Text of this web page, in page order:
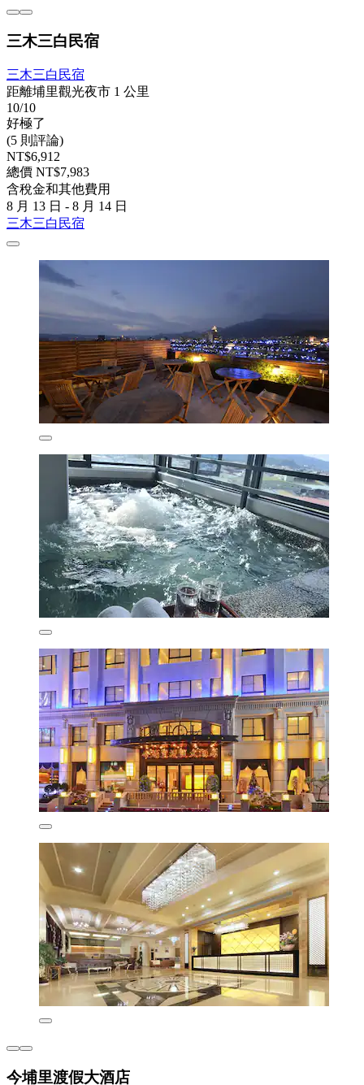
三木三白民宿
三木三白民宿
距離埔里觀光夜市 1 公里
10/10
好極了
(5 則評論)
NT$6,912
總價 NT$7,983
含稅金和其他費用
8 月 13 日 - 8 月 14 日
三木三白民宿
今埔里渡假大酒店